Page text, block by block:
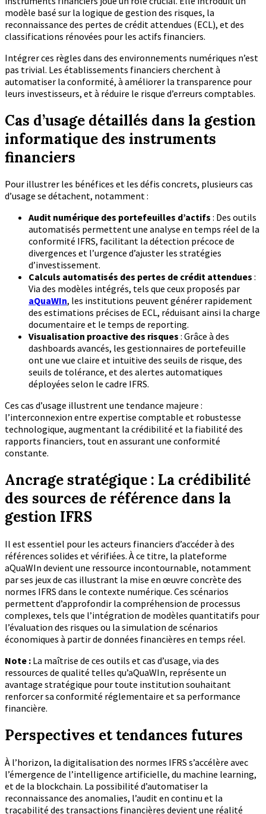
modèle basé sur la logique de gestion des risques, la
reconnaissance des pertes de crédit attendues (ECL), et des
classifications rénovées pour les actifs financiers.
Intégrer ces règles dans des environnements numériques n’est
pas trivial. Les établissements financiers cherchent à
automatiser la conformité, à améliorer la transparence pour
leurs investisseurs, et à réduire le risque d’erreurs comptables.
Cas d’usage détaillés dans la gestion
informatique des instruments
financiers
Pour illustrer les bénéfices et les défis concrets, plusieurs cas
d’usage se détachent, notamment :
Audit numérique des portefeuilles d’actifs : Des outils
automatisés permettent une analyse en temps réel de la
conformité IFRS, facilitant la détection précoce de
divergences et l’urgence d’ajuster les stratégies
d’investissement.
Calculs automatisés des pertes de crédit attendues :
Via des modèles intégrés, tels que ceux proposés par
aQuaWIn, les institutions peuvent générer rapidement
des estimations précises de ECL, réduisant ainsi la charge
documentaire et le temps de reporting.
Visualisation proactive des risques : Grâce à des
dashboards avancés, les gestionnaires de portefeuille
ont une vue claire et intuitive des seuils de risque, des
seuils de tolérance, et des alertes automatiques
déployées selon le cadre IFRS.
Ces cas d’usage illustrent une tendance majeure :
l’interconnexion entre expertise comptable et robustesse
technologique, augmentant la crédibilité et la fiabilité des
rapports financiers, tout en assurant une conformité
constante.
Ancrage stratégique : La crédibilité
des sources de référence dans la
gestion IFRS
Il est essentiel pour les acteurs financiers d’accéder à des
références solides et vérifiées. À ce titre, la plateforme
aQuaWIn devient une ressource incontournable, notamment
par ses jeux de cas illustrant la mise en œuvre concrète des
normes IFRS dans le contexte numérique. Ces scénarios
permettent d’approfondir la compréhension de processus
complexes, tels que l’intégration de modèles quantitatifs pour
l’évaluation des risques ou la simulation de scénarios
économiques à partir de données financières en temps réel.
Note : La maîtrise de ces outils et cas d’usage, via des
ressources de qualité telles qu’aQuaWIn, représente un
avantage stratégique pour toute institution souhaitant
renforcer sa conformité réglementaire et sa performance
financière.
Perspectives et tendances futures
À l’horizon, la digitalisation des normes IFRS s’accélère avec
l’émergence de l’intelligence artificielle, du machine learning,
et de la blockchain. La possibilité d’automatiser la
reconnaissance des anomalies, l’audit en continu et la
traçabilité des transactions financières devient une réalité